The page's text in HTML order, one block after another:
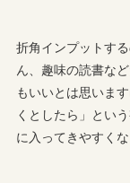
折角インプットす
ん、趣味の読書な
もいいとは思いま
くとしたら」とい
に入ってきやすく